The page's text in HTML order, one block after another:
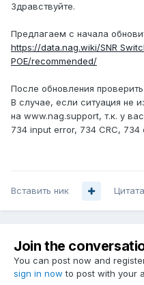
Здравствуйте.
Предлагаем с начала
https://data.nag.wiki/SNR
POE/recommended/
После обновления
В случае, если ситуация не
на www.nag.support, т.к. у
734 input error, 734 CRC, 734
Вставить ник Цитата
Join the
You can post now and
sign in now to post with your